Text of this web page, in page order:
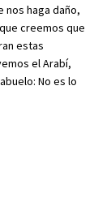
nos haga daño,
creemos que
estas
el Arabí,
No es lo